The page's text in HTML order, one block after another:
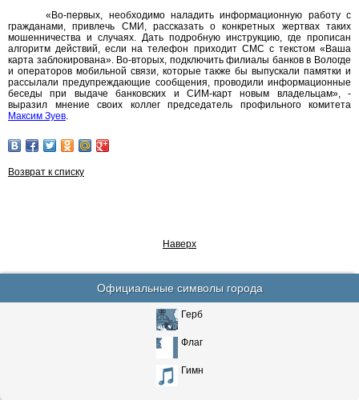
«Во-первых, необходимо наладить информационную работу с
гражданами, привлечь СМИ, рассказать о конкретных жертвах таких
мошенничества и случаях. Дать подробную инструкцию, где прописан
алгоритм действий, если на телефон приходит СМС с текстом «Ваша
карта заблокирована». Во-вторых, подключить филиалы банков в Вологде
и операторов мобильной связи, которые также бы выпускали памятки и
рассылали предупреждающие сообщения, проводили информационные
беседы при выдаче банковских и СИМ-карт новым владельцам», -
выразил мнение своих коллег председатель профильного комитета
Максим Зуев.
Возврат к списку
Наверх
Официальные символы города
Герб
Флаг
Гимн